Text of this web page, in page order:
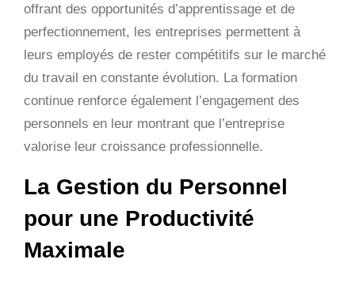
offrant des opportunités d’apprentissage et de
perfectionnement, les entreprises permettent à
leurs employés de rester compétitifs sur le marché
du travail en constante évolution. La formation
continue renforce également l’engagement des
personnels en leur montrant que l’entreprise
valorise leur croissance professionnelle.
La Gestion du Personnel
pour une Productivité
Maximale